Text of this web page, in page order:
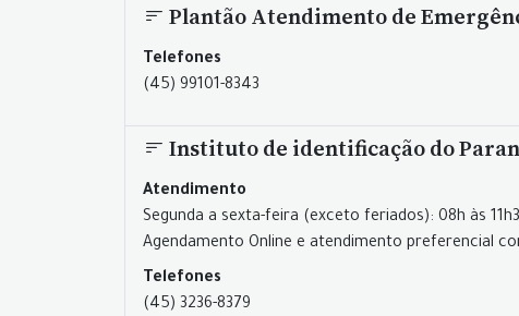
Plantão Atendimento de
Telefones
(45) 99101-8343
Instituto de identificação do
Atendimento
Segunda a sexta-feira (exceto feriados): 08h às
Agendamento Online e atendimento preferencial
Telefones
(45) 3236-8379